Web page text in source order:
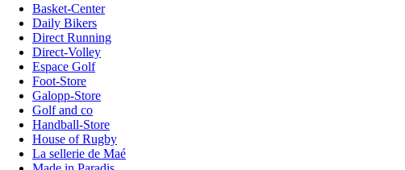
Basket-Center
Daily Bikers
Direct Running
Direct-Volley
Espace Golf
Foot-Store
Galopp-Store
Golf and co
Handball-Store
House of Rugby
La sellerie de Maé